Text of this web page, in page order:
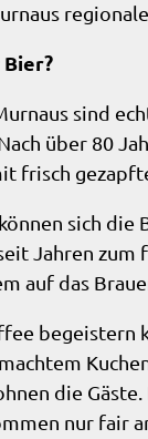
sind
Nach über 80
frisch
sich die
Jahren zum
auf das
die
nur fair